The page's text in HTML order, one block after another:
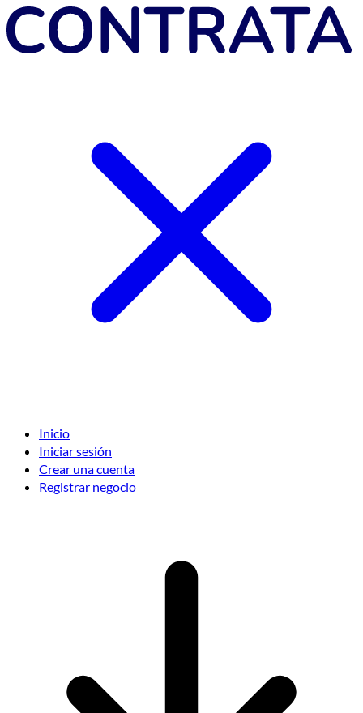
Inicio
Iniciar sesión
Crear una cuenta
Registrar negocio